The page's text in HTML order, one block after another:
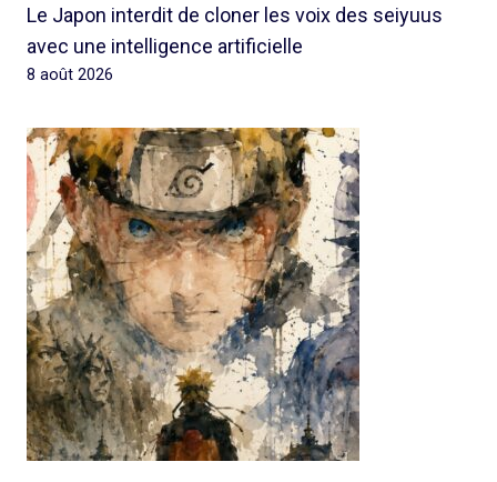
Le Japon interdit de cloner les voix des seiyuus
avec une intelligence artificielle
8 août 2026